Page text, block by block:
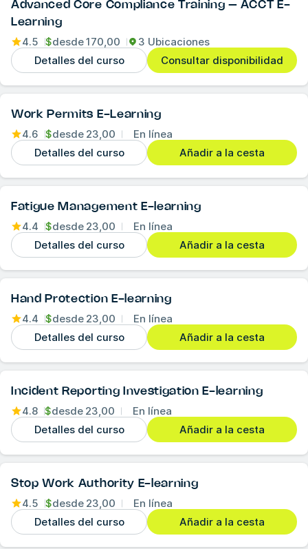
Advanced Core Compliance Training – ACCT E-
Learning
4.5 $desde170,00
3 Ubicaciones
Detalles del curso
Consultar disponibilidad
Work Permits E-Learning
4.6 $desde 23,00
En línea
Detalles del curso
Añadir a la cesta
Fatigue Management E-learning
4.4 $desde 23,00
En línea
Detalles del curso
Añadir a la cesta
Hand Protection E-learning
4.4 $desde 23,00
En línea
Detalles del curso
Añadir a la cesta
Incident Reporting Investigation E-learning
4.8 $desde 23,00
En línea
Detalles del curso
Añadir a la cesta
Stop Work Authority E-learning
4.5 $desde 23,00
En línea
Detalles del curso
Añadir a la cesta